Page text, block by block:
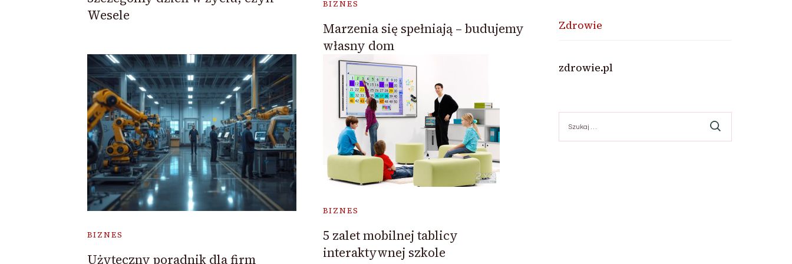
Wesele
BIZNES
Marzenia się spełniają – budujemy
własny dom
BIZNES
Użyteczny poradnik dla firm
BIZNES
5 zalet mobilnej tablicy
interaktywnej szkole
Zdrowie
zdrowie.pl